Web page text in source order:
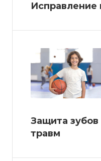
Исправление
Защита
травм